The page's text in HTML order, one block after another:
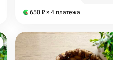
650 ₽ × 4 платежа